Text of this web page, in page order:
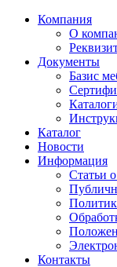
Компания
О
Документы
Базис
Каталог
Новости
Информация
Статьи
Контакты